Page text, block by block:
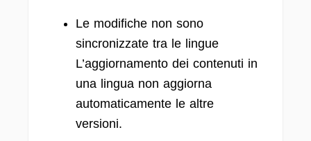
Le modifiche non sono
sincronizzate tra le lingue
L’aggiornamento dei contenuti in
una lingua non aggiorna
automaticamente le altre
versioni.